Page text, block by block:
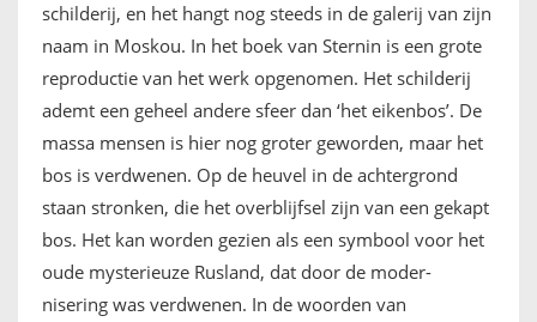
schilderij, en het hangt nog steeds in de galerij van zijn
naam in Moskou. In het boek van Sternin is een grote
reproductie van het werk opgenomen. Het schilderij
ademt een geheel andere sfeer dan ‘het eikenbos’. De
massa mensen is hier nog groter geworden, maar het
bos is verdwenen. Op de heuvel in de achtergrond
staan stronken, die het overblijfsel zijn van een gekapt
bos. Het kan worden gezien als een symbool voor het
oude mysterieuze Rusland, dat door de moder-
nisering was verdwenen. In de woorden van